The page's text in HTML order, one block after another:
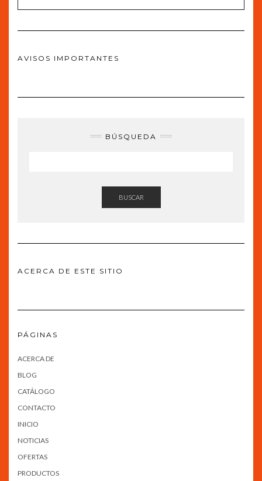
AVISOS IMPORTANTES
BÚSQUEDA
BUSCAR
ACERCA DE ESTE SITIO
PÁGINAS
ACERCA DE
BLOG
CATÁLOGO
CONTACTO
INICIO
NOTICIAS
OFERTAS
PRODUCTOS